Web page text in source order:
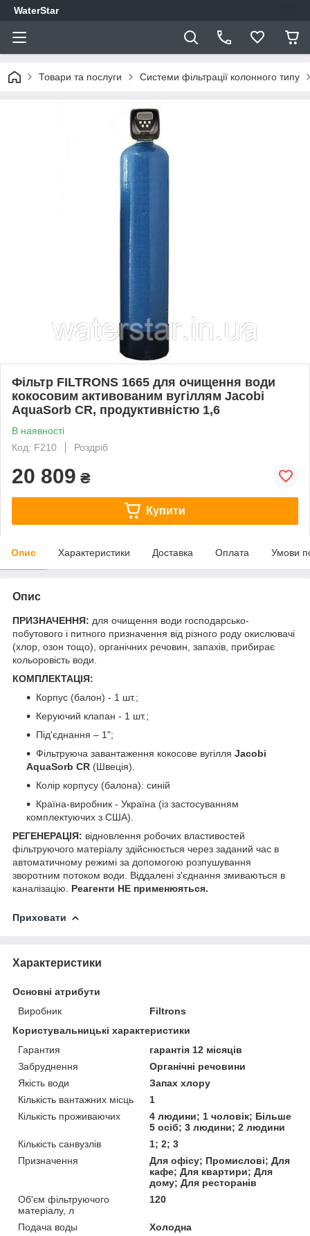
WaterStar
Товари та послуги Системи фільтрації колонного типу
Фільтр FILTRONS 1665 для очищення води
кокосовим активованим вугіллям Jacobi
AquaSorb CR, продуктивністю 1,6
В наявності
Код: F210
Роздріб
20 809 ₴
Купити
Опис Характеристики Доставка Оплата Умови
Опис
ПРИЗНАЧЕННЯ: для очищення води господарсько-
побутового і питного призначення від різного роду окислювачі
(хлор, озон тощо), органічних речовин, запахів, прибирає
кольоровість води.
КОМПЛЕКТАЦІЯ:
Корпус (балон) - 1 шт.;
Керуючий клапан - 1 шт.;
Під'єднання – 1";
Фільтруюча завантаження кокосове вугілля Jacobi
AquaSorb CR (Швеція).
Колір корпусу (балона): синій
Країна-виробник - Україна (із застосуванням
комплектуючих з США).
РЕГЕНЕРАЦІЯ: відновлення робочих властивостей
фільтруючого матеріалу здійснюється через заданий час в
автоматичному режимі за допомогою розпушування
зворотним потоком води. Віддалені з'єднання змиваються в
каналізацію. Реагенти НЕ применюяться.
Приховати
Характеристики
Основні атрибути
Виробник
Filtrons
Користувальницькі характеристики
Гарантия
гарантія 12 місяців
Забруднення
Органічні речовини
Якість води
Запах хлору
Кількість вантажних місць
1
Кількість проживаючих
4 людини; 1 чоловік; Більше
5 осіб; 3 людини; 2 людини
Кількість санвузлів
1; 2; 3
Призначення
Для офісу; Промислові; Для
кафе; Для квартири; Для
дому; Для ресторанів
Об'єм фільтруючого
матеріалу, л
120
Подача воды
Холодна